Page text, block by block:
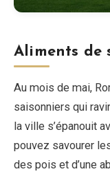
Aliments de
Au mois de mai,
saisonniers qui
la ville s’épanouit
pouvez savourer
des pois et d’une